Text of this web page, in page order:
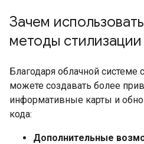
Зачем
методы стилизации
Благодаря облачной системе
можете создавать более
информативные карты и
кода:
Дополнительные